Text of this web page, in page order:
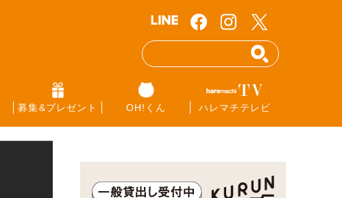
募集&プレゼント OH!くん ハレマチテレビ